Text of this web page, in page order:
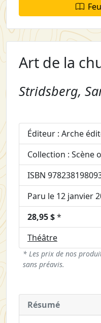
Art de la
Stridsberg,
Éditeur : Arche
Collection : Scène
ISBN
Paru le 12 janvier
28,95 $*
Théâtre
* Les prix de nos
sans préavis.
Résumé